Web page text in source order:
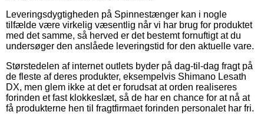
Leveringsdygtigheden på Spinnestænger kan i nogle
tilfælde være virkelig væsentlig når vi har brug for produktet
med det samme, så herved er det bestemt fornuftigt at du
undersøger den anslåede leveringstid for den aktuelle vare.
Størstedelen af internet outlets byder på dag-til-dag fragt på
de fleste af deres produkter, eksempelvis Shimano Lesath
DX, men glem ikke at det er forudsat at orden realiseres
forinden et fast klokkeslæt, så de har en chance for at nå at
få produkterne hen til fragtfirmaet forinden personalet har fri.